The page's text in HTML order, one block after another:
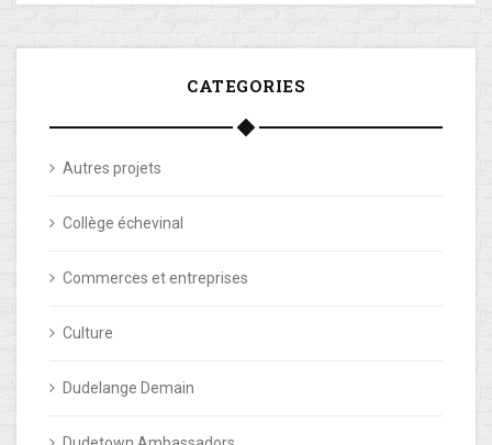
CATEGORIES
Autres projets
Collège échevinal
Commerces et entreprises
Culture
Dudelange Demain